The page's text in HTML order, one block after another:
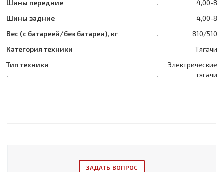
Шины передние
4,00-8
Шины задние
4,00-8
Вес (с батареей/без батареи), кг
810/510
Категория техники
Тягачи
Тип техники
Электрические
тягачи
ЗАДАТЬ ВОПРОС